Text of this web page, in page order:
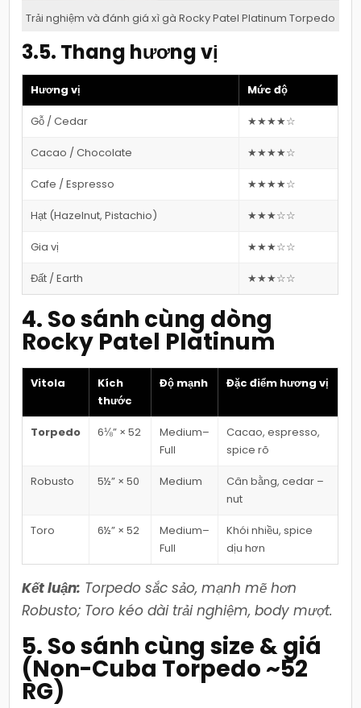
Trải nghiệm và đánh giá xì gà Rocky Patel Platinum Torpedo
3.5. Thang hương vị
Hương vị Mức độ
Gỗ / Cedar ★★★★☆
Cacao / Chocolate ★★★★☆
Cafe / Espresso ★★★★☆
Hạt (Hazelnut, Pistachio) ★★★☆☆
Gia vị ★★★☆☆
Đất / Earth ★★★☆☆
4. So sánh cùng dòng
Rocky Patel Platinum
Vitola
Kích
thước
Độ mạnh Đặc điểm hương vị
Torpedo 6⅛” × 52
Medium–
Full
Cacao, espresso,
spice rõ
Robusto 5½” × 50 Medium
Cân bằng, cedar –
nut
Toro 6½” × 52
Medium–
Full
Khói nhiều, spice
dịu hơn
Kết luận: Torpedo sắc sảo, mạnh mẽ hơn
Robusto; Toro kéo dài trải nghiệm, body mượt.
5. So sánh cùng size & giá
(Non-Cuba Torpedo ~52
RG)